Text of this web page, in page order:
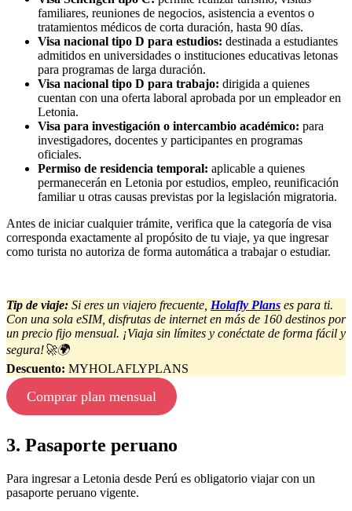
familiares, reuniones de negocios, asistencia a eventos o
tratamientos médicos de corta duración, hasta 90 días.
Visa nacional tipo D para estudios: destinada a estudiantes
admitidos en universidades o instituciones educativas letonas
para programas de larga duración.
Visa nacional tipo D para trabajo: dirigida a quienes
cuentan con una oferta laboral aprobada por un empleador en
Letonia.
Visa para investigación o intercambio académico: para
investigadores, docentes y participantes en programas
oficiales.
Permiso de residencia temporal: aplicable a quienes
permanecerán en Letonia por estudios, empleo, reunificación
familiar u otras causas previstas por la legislación migratoria.
Antes de iniciar cualquier trámite, verifica que la categoría de visa
corresponda exactamente al propósito de tu viaje, ya que ingresar
como turista no autoriza de forma automática a trabajar o estudiar.
Tip de viaje: Si eres un viajero frecuente, Holafly Plans es para ti.
Con una sola eSIM, disfrutas de internet en más de 160 destinos por
un precio fijo mensual. ¡Viaja sin límites y conéctate de forma fácil y
segura!🚀🌍
Descuento: MYHOLAFLYPLANS
Comprar plan mensual
3. Pasaporte peruano
Para ingresar a Letonia desde Perú es obligatorio viajar con un
pasaporte peruano vigente.